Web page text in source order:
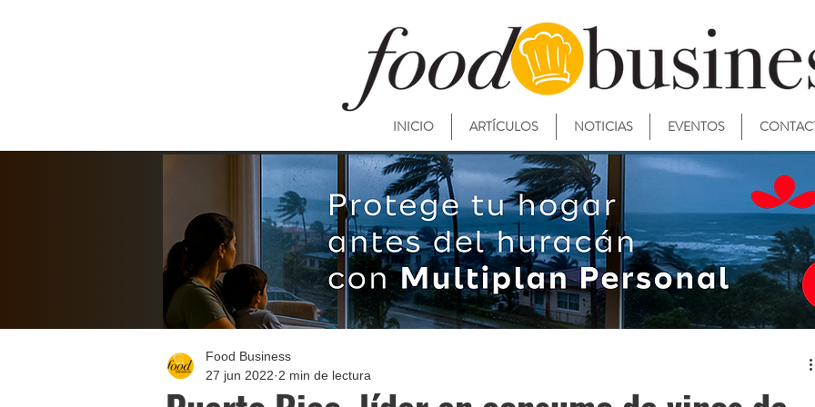
INICIO ARTÍCULOS NOTICIAS EVENTOS
Food Business
27 jun 2022 2 min de lectura